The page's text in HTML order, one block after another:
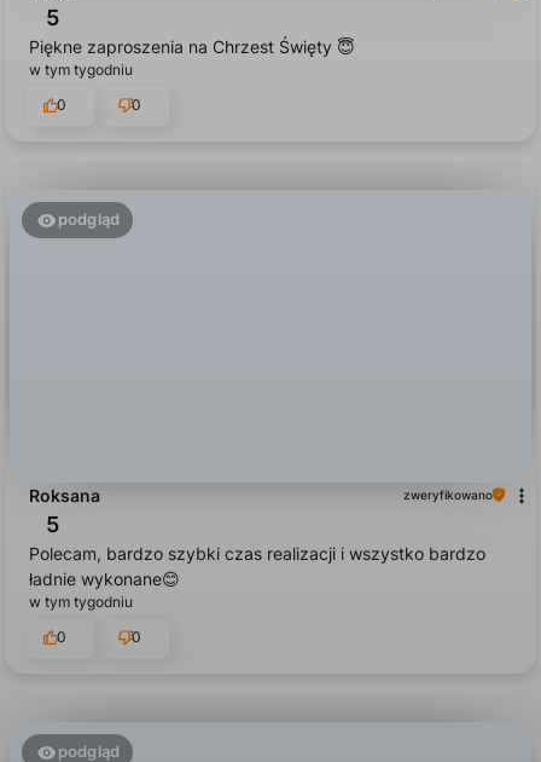
5
Piękne zaproszenia na Chrzest Święty 😇
w tym tygodniu
0
0
podgląd
Roksana zweryfikowano
5
Polecam, bardzo szybki czas realizacji i wszystko bardzo
ładnie wykonane😊
w tym tygodniu
0
0
podgląd